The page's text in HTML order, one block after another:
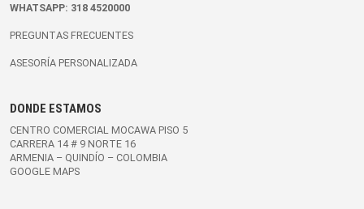
WHATSAPP: 318 4520000
PREGUNTAS FRECUENTES
ASESORÍA PERSONALIZADA
DONDE ESTAMOS
CENTRO COMERCIAL MOCAWA PISO 5
CARRERA 14 # 9 NORTE 16
ARMENIA – QUINDÍO – COLOMBIA
GOOGLE MAPS